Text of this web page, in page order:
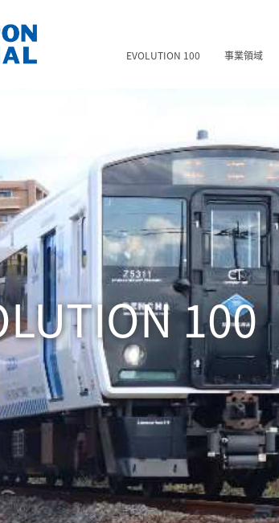
EVOLUTION 100 事業領域
100